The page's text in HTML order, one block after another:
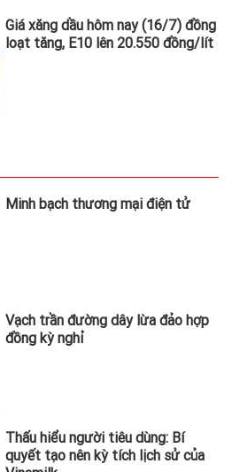
Giá xăng dầu hôm nay (16/7) đồng
loạt tăng, E10 lên 20.550 đồng/lít
Minh bạch thương mại điện tử
Vạch trần đường dây lừa đảo hợp
đồng kỳ nghỉ
Thấu hiểu người tiêu dùng: Bí
quyết tạo nên kỳ tích lịch sử của